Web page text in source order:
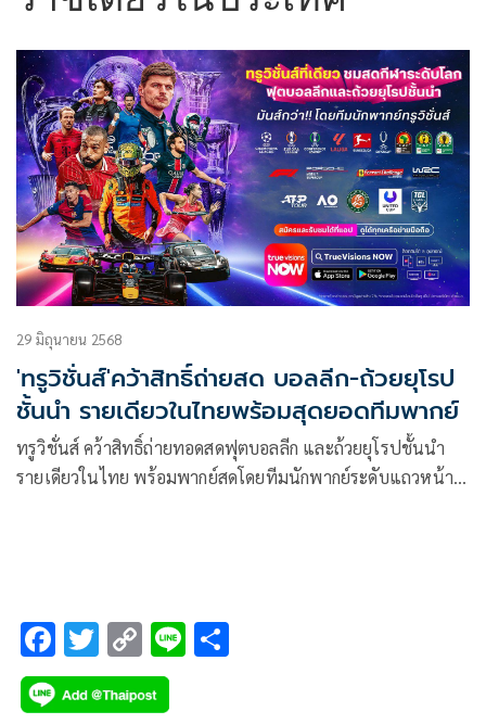
29 มิถุนายน 2568
'ทรูวิชั่นส์'คว้าสิทธิ์ถ่ายสด บอลลีก-ถ้วยยุโรป
ชั้นนำ รายเดียวในไทยพร้อมสุดยอดทีมพากย์
ทรูวิชั่นส์ คว้าสิทธิ์ถ่ายทอดสดฟุตบอลลีก และถ้วยยุโรปชั้นนำ
รายเดียวในไทย พร้อมพากย์สดโดยทีมนักพากย์ระดับแถวหน้า
F
ac
e
T
wi
tt
C
o
p
Li